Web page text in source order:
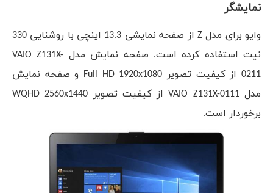
نمایشگر
وایو برای مدل Z از صفحه نمایشی 13.3 اینچی با روشنایی 330
نیت استفاده کرده است. صفحه نمایش مدل VAIO Z131X-
0211 از کیفیت تصویر Full HD 1920x1080 و صفحه نمایش
مدل VAIO Z131X-0111 از کیفیت تصویر WQHD 2560x1440
برخوردار است.